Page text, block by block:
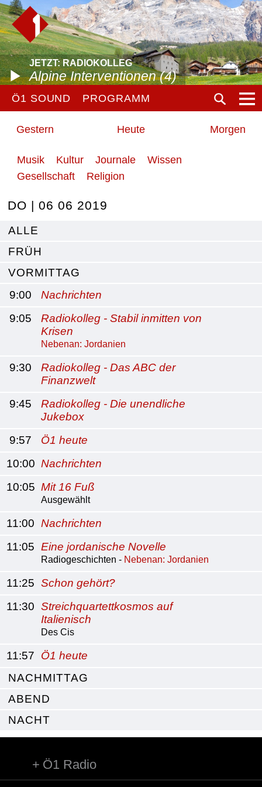
JETZT: RADIOKOLLEG
Alpine Interventionen (4)
Ö1 SOUND PROGRAMM
Gestern Heute Morgen
Musik Kultur Journale
Wissen
Gesellschaft
Religion
DO | 06 06 2019
ALLE
FRÜH
VORMITTAG
9:00
Nachrichten
9:05
Radiokolleg - Stabil inmitten von
Krisen
Nebenan: Jordanien
9:30
Radiokolleg - Das ABC der
Finanzwelt
9:45
Radiokolleg - Die unendliche
Jukebox
9:57
Ö1 heute
10:00 Nachrichten
10:05 Mit 16 Fuß
Ausgewählt
11:00 Nachrichten
11:05 Eine jordanische Novelle
Radiogeschichten - Nebenan: Jordanien
11:25 Schon gehört?
11:30 Streichquartettkosmos auf
Italienisch
Des Cis
11:57
Ö1 heute
NACHMITTAG
ABEND
NACHT
Ö1 Radio